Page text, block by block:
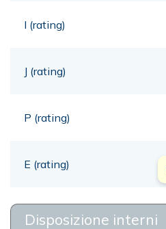
I (rating)
J (rating)
P (rating)
E (rating)
Disposizione interni